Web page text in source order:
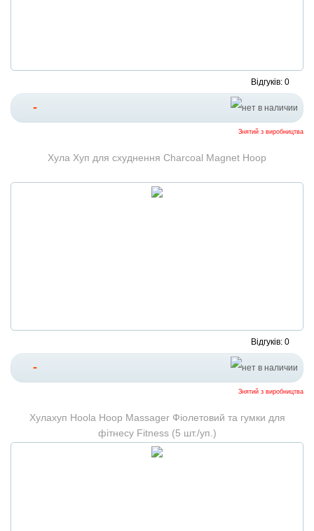
Відгуків: 0
-
Знятий з виробництва
Хула Хуп для схуднення Charcoal Magnet Hoop
Відгуків: 0
-
Знятий з виробництва
Хулахуп Hoola Hoop Massager Фіолетовий та гумки для
фітнесу Fitness (5 шт./уп.)